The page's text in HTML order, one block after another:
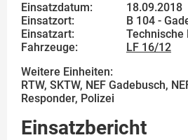
Einsatzdatum:
18.09.2018
Einsatzort:
B 104 -
Einsatzart:
Fahrzeuge:
LF 16/12
Weitere Einheiten:
RTW, SKTW, NEF Gadebusch,
Responder, Polizei
Einsatzbericht